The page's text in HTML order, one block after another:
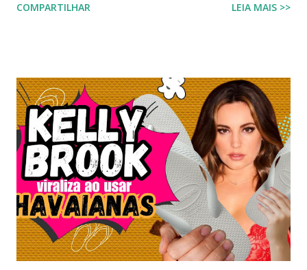
BUSCA PERSONALIZADA NOS ACERVOS DO BLOG
COMPARTILHAR LEIA MAIS >>